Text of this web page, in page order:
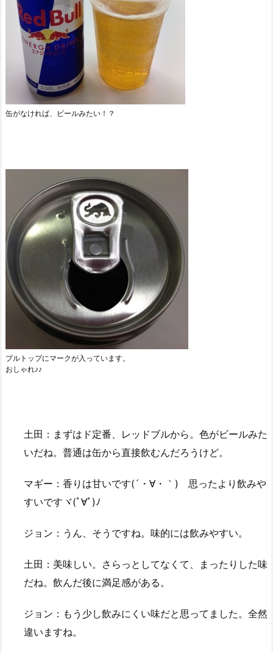
缶がなければ、ビールみたい！？
プルトップにマークが入っています。
おしゃれ♪♪
土田：まずはド定番、レッドブルから。色がビールみた
いだね。普通は缶から直接飲むんだろうけど。
マギー：香りは甘いです(´・∀・｀) 思ったより飲みや
すいですヾ(ﾟ∀ﾟ)ﾉ
ジョン：うん、そうですね。味的には飲みやすい。
土田：美味しい。さらっとしてなくて、まったりした味
だね。飲んだ後に満足感がある。
ジョン：もう少し飲みにくい味だと思ってました。全然
違いますね。